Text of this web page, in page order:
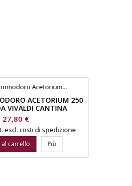
ACETORIUM 250
VIVALDI CANTINA
SPUMANTI
Prezzo
27,80 €
escl. costi di spedizione
al carrello Più